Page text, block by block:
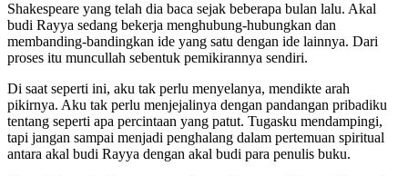
Shakespeare yang telah dia baca sejak beberapa bulan lalu. Akal
budi Rayya sedang bekerja menghubung-hubungkan dan
membanding-bandingkan ide yang satu dengan ide lainnya. Dari
proses itu muncullah sebentuk pemikirannya sendiri.
Di saat seperti ini, aku tak perlu menyelanya, mendikte arah
pikirnya. Aku tak perlu menjejalinya dengan pandangan pribadiku
tentang seperti apa percintaan yang patut. Tugasku mendampingi,
tapi jangan sampai menjadi penghalang dalam pertemuan spiritual
antara akal budi Rayya dengan akal budi para penulis buku.